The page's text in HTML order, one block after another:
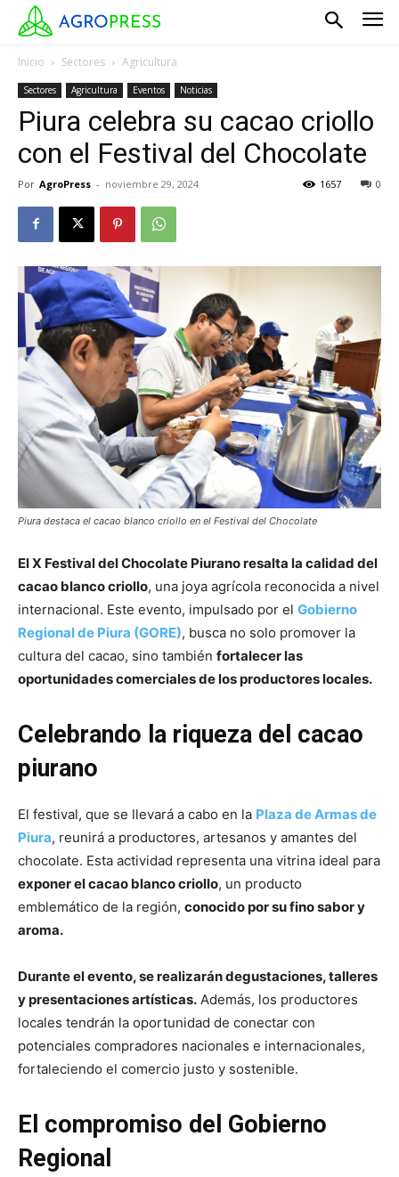
Inicio Sectores Agricultura
Sectores Agricultura Eventos Noticias
Piura celebra su cacao criollo
con el Festival del Chocolate
Por AgroPress - noviembre 29, 2024 0
1657
Piura destaca el cacao blanco criollo en el Festival del Chocolate
El X Festival del Chocolate Piurano resalta la calidad del
cacao blanco criollo, una joya agrícola reconocida a nivel
internacional. Este evento, impulsado por el Gobierno
Regional de Piura (GORE), busca no solo promover la
cultura del cacao, sino también fortalecer las
oportunidades comerciales de los productores locales.
Celebrando la riqueza del cacao
piurano
El festival, que se llevará a cabo en la Plaza de Armas de
Piura, reunirá a productores, artesanos y amantes del
chocolate. Esta actividad representa una vitrina ideal para
exponer el cacao blanco criollo, un producto
emblemático de la región, conocido por su fino sabor y
aroma.
Durante el evento, se realizarán degustaciones, talleres
y presentaciones artísticas. Además, los productores
locales tendrán la oportunidad de conectar con
potenciales compradores nacionales e internacionales,
fortaleciendo el comercio justo y sostenible.
El compromiso del Gobierno
Regional